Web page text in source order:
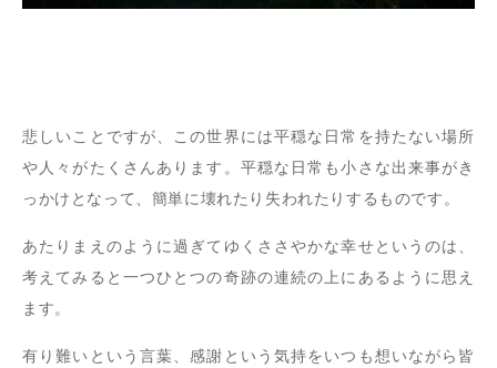
悲しいことですが、この世界には平穏な日常を持たない場所
や人々がたくさんあります。平穏な日常も小さな出来事がき
っかけとなって、簡単に壊れたり失われたりするものです。
あたりまえのように過ぎてゆくささやかな幸せというのは、
考えてみると一つひとつの奇跡の連続の上にあるように思え
ます。
有り難いという言葉、感謝という気持をいつも想いながら皆